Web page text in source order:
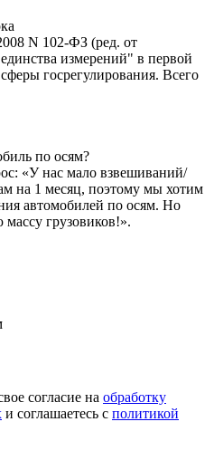
N 102-ФЗ (ред. от
измерений" в первой
госрегулирования. Всего
по осям?
«У нас мало взвешиваний/
на 1 месяц, поэтому мы хотим
автомобилей по осям. Но
грузовиков!».
согласие на обработку
и соглашаетесь с политикой